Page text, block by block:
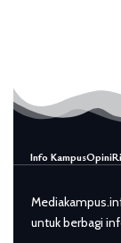
Info KampusOpini
untuk berbagi